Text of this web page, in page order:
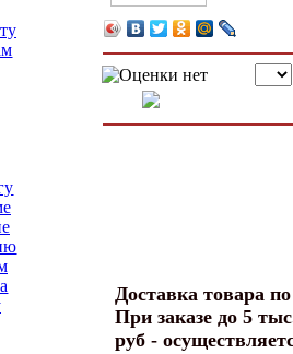
Доставка товара
При заказе до 5
руб -